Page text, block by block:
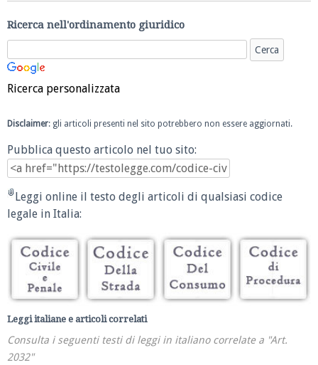
Ricerca nell'ordinamento giuridico
Ricerca personalizzata
Disclaimer: gli articoli presenti nel sito potrebbero non essere aggiornati.
Pubblica questo articolo nel tuo sito:
Leggi online il testo degli articoli di qualsiasi codice
legale in Italia:
Leggi italiane e articoli correlati
Consulta i seguenti testi di leggi in italiano correlate a "Art.
2032"